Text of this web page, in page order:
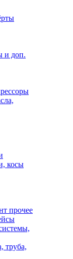
и доп.
косы
прочее
труба,